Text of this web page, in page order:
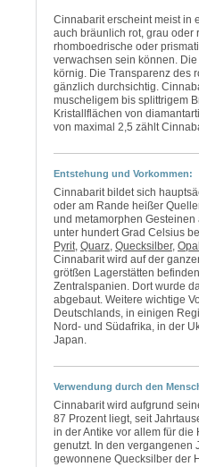
Cinnabarit erscheint meist in
auch bräunlich rot, grau oder
rhomboedrische oder
verwachsen sein können.
körnig. Die Transparenz des
gänzlich durchsichtig.
muscheligem bis splittrigem
Kristallflächen von
von maximal 2,5 zählt
Entstehung und Vorkommen:
Cinnabarit bildet sich
oder am Rande heißer
und metamorphen
unter hundert Grad Celsius
Pyrit, Quarz, Quecksilber,
Cinnabarit wird auf der
grötßen Lagerstätten
Zentralspanien. Dort wurde
abgebaut. Weitere wichtige
Deutschlands, in einigen
Nord- und Südafrika, in der
Japan.
Verwendung durch den
Cinnabarit wird aufgrund
87 Prozent liegt, seit
in der Antike vor allem für
genutzt. In den vergangenen
gewonnene Quecksilber der